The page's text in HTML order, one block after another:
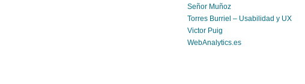
Señor Muñoz
Torres Burriel – Usabilidad y UX
Victor Puig
WebAnalytics.es